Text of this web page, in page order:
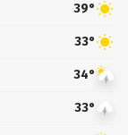
39°
33°
34°
33°